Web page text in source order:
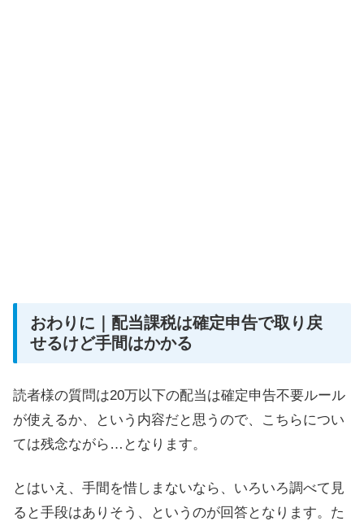
おわりに｜配当課税は確定申告で取り戻
せるけど手間はかかる
読者様の質問は20万以下の配当は確定申告不要ルール
が使えるか、という内容だと思うので、こちらについ
ては残念ながら…となります。
とはいえ、手間を惜しまないなら、いろいろ調べて見
ると手段はありそう、というのが回答となります。た